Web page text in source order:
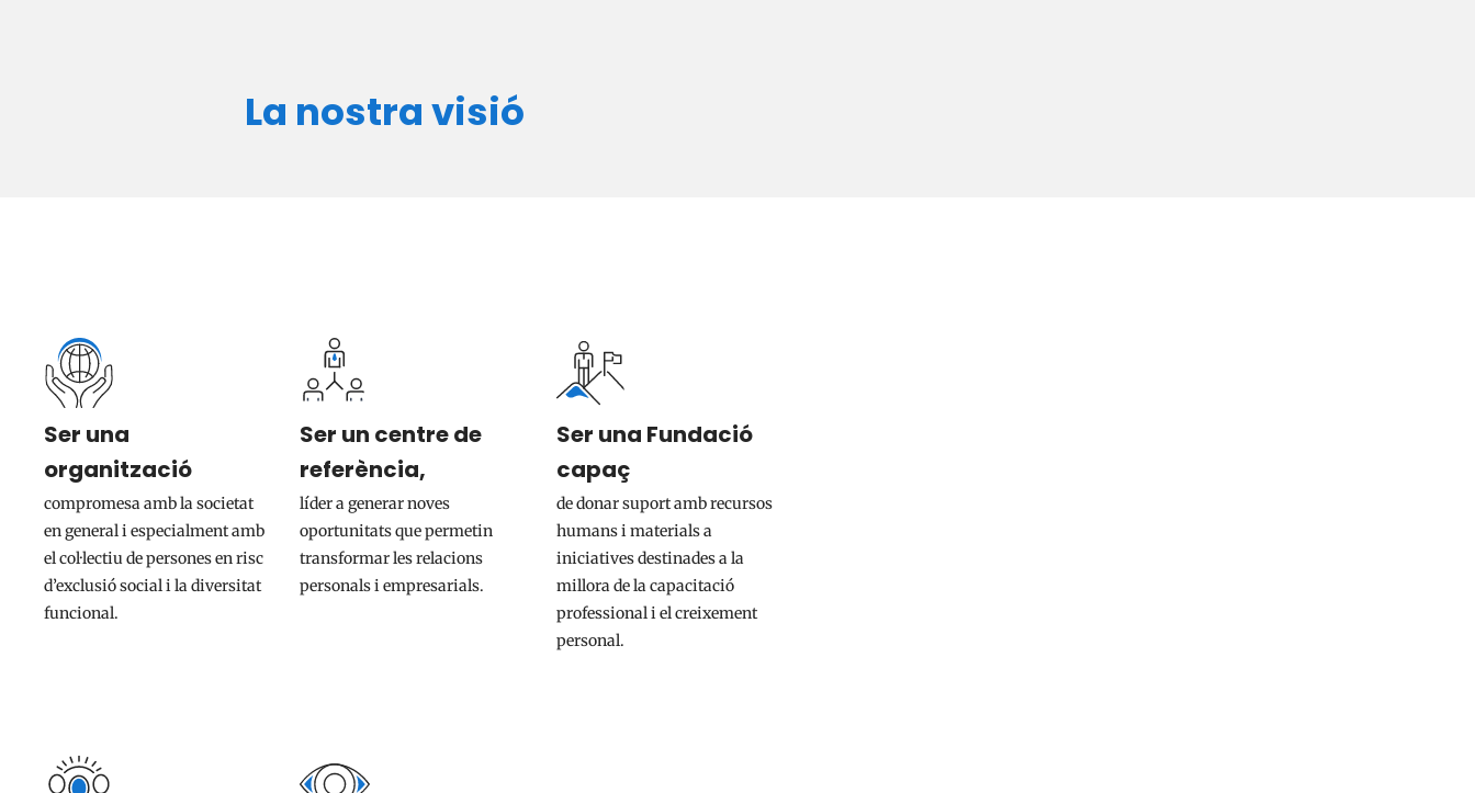
La nostra visió
Ser una
organització
compromesa amb la societat
en general i especialment amb
el col·lectiu de persones en risc
d’exclusió social i la diversitat
funcional.
Ser un centre de
referència,
líder a generar noves
oportunitats que permetin
transformar les relacions
personals i empresarials.
Ser una Fundació
capaç
de donar suport amb recursos
humans i materials a
iniciatives destinades a la
millora de la capacitació
professional i el creixement
personal.